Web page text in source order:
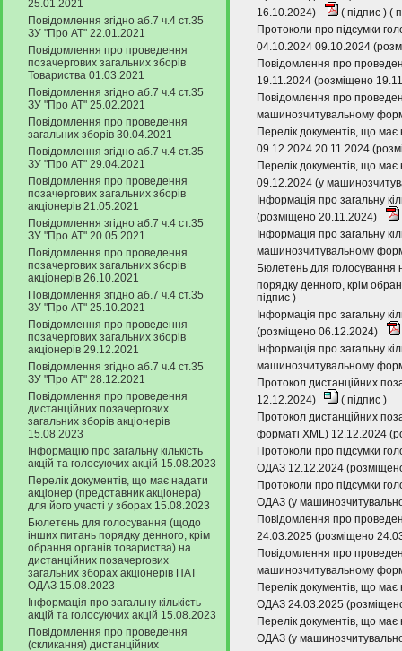
25.01.2021
Повідомлення згідно аб.7 ч.4 ст.35
ЗУ "Про АТ" 22.01.2021
Повідомлення про проведення
позачергових загальних зборів
Товариства 01.03.2021
Повідомлення згідно аб.7 ч.4 ст.35
ЗУ "Про АТ" 25.02.2021
Повідомлення про проведення
загальних зборів 30.04.2021
Повідомлення згідно аб.7 ч.4 ст.35
ЗУ "Про АТ" 29.04.2021
Повідомлення про проведення
позачергових загальних зборів
акціонерів 21.05.2021
Повідомлення згідно аб.7 ч.4 ст.35
ЗУ "Про АТ" 20.05.2021
Повідомлення про проведення
позачергових загальних зборів
акціонерів 26.10.2021
Повідомлення згідно аб.7 ч.4 ст.35
ЗУ "Про АТ" 25.10.2021
Повідомлення про проведення
позачергових загальних зборів
акціонерів 29.12.2021
Повідомлення згідно аб.7 ч.4 ст.35
ЗУ "Про АТ" 28.12.2021
Повідомлення про проведення
дистанційних позачергових
загальних зборів акціонерів
15.08.2023
Інформацію про загальну кількість
акцій та голосуючих акцій 15.08.2023
Перелік документів, що має надати
акціонер (представник акціонера)
для його участі у зборах 15.08.2023
Бюлетень для голосування (щодо
інших питань порядку денного, крім
обрання органів товариства) на
дистанційних позачергових
загальних зборах акціонерів ПАТ
ОДАЗ 15.08.2023
Інформація про загальну кількість
акцій та голосуючих акцій 15.08.2023
Повідомлення про проведення
(скликання) дистанційних
16.10.2024)
( підпис ) (
Протоколи про підсумки
04.10.2024 09.10.2024
Повідомлення про
19.11.2024 (розміщено
Повідомлення про
машинозчитувальному
Перелік документів, що
09.12.2024 20.11.2024
Перелік документів, що
09.12.2024 (у
Інформація про загальну
(розміщено 20.11.2024)
Інформація про загальну
машинозчитувальному
Бюлетень для голосування
порядку денного, крім
підпис )
Інформація про загальну
(розміщено 06.12.2024)
Інформація про загальну
машинозчитувальному
Протокол дистанційних
12.12.2024)
( підпис )
Протокол дистанційних
форматі XML) 12.12.2024
Протоколи про підсумки
ОДАЗ 12.12.2024
Протоколи про підсумки
ОДАЗ (у
Повідомлення про
24.03.2025 (розміщено
Повідомлення про
машинозчитувальному
Перелік документів, що
ОДАЗ 24.03.2025
Перелік документів, що
ОДАЗ (у